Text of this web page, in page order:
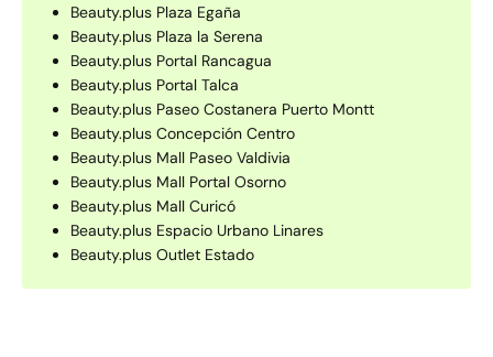
Beauty.plus Plaza Egaña
Beauty.plus Plaza la Serena
Beauty.plus Portal Rancagua
Beauty.plus Portal Talca
Beauty.plus Paseo Costanera Puerto Montt
Beauty.plus Concepción Centro
Beauty.plus Mall Paseo Valdivia
Beauty.plus Mall Portal Osorno
Beauty.plus Mall Curicó
Beauty.plus Espacio Urbano Linares
Beauty.plus Outlet Estado